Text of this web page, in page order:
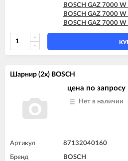
BOSCH GAZ 7000
BOSCH GAZ 7000
BOSCH GAZ 7000
Шарнир (2x) BOSCH
цена по запросу
Нет в наличии
Артикул 87132040160
Бренд BOSCH